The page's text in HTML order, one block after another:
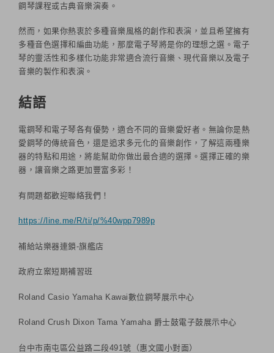
鋼琴課程或古典音樂演奏。
然而，如果你熱衷於多種音樂風格的創作和表演，並且希望擁有
多種音色選擇和編曲功能，那麼電子琴將是你的理想之選。電子
琴的靈活性和多樣化功能非常適合流行音樂、現代音樂以及電子
音樂的製作和表演。
結語
電鋼琴和電子琴各有優勢，適合不同的音樂愛好者。無論你是熱
愛鋼琴的傳統音色，還是追求多元化的音樂創作，了解這兩種樂
器的特點和用途，將能幫助你做出最合適的選擇。選擇正確的樂
器，讓音樂之路更加豐富多彩！
有問題都歡迎聯絡我們！
https://line.me/R/ti/p/%40wpp7989p
補給站樂器連鎖-旗艦店
政府立案短期補習班
Roland Casio Yamaha Kawai數位鋼琴展示中心
Roland Crush Dixon Tama Yamaha 爵士鼓電子鼓展示中心
台中市南屯區公益路二段491號（惠文國小對面）